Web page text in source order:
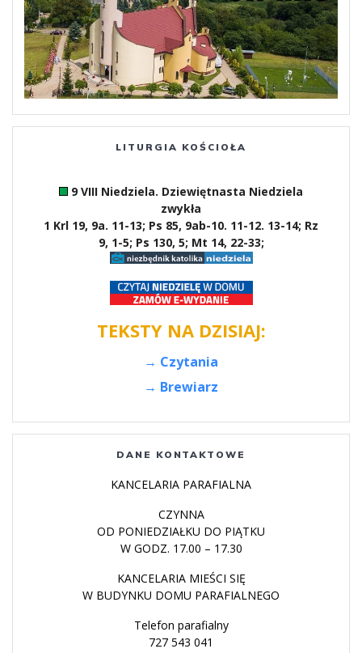
LITURGIA KOŚCIOŁA
9 VIII Niedziela. Dziewiętnasta Niedziela
zwykła
1 Krl 19, 9a. 11-13; Ps 85, 9ab-10. 11-12. 13-14; Rz
9, 1-5; Ps 130, 5; Mt 14, 22-33;
TEKSTY NA DZISIAJ:
→ Czytania
→ Brewiarz
DANE KONTAKTOWE
KANCELARIA PARAFIALNA
CZYNNA
OD PONIEDZIAŁKU DO PIĄTKU
W GODZ. 17.00 – 17.30
KANCELARIA MIEŚCI SIĘ
W BUDYNKU DOMU PARAFIALNEGO
Telefon parafialny
727 543 041